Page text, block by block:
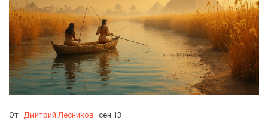
От Дмитрий Лесников сен 13